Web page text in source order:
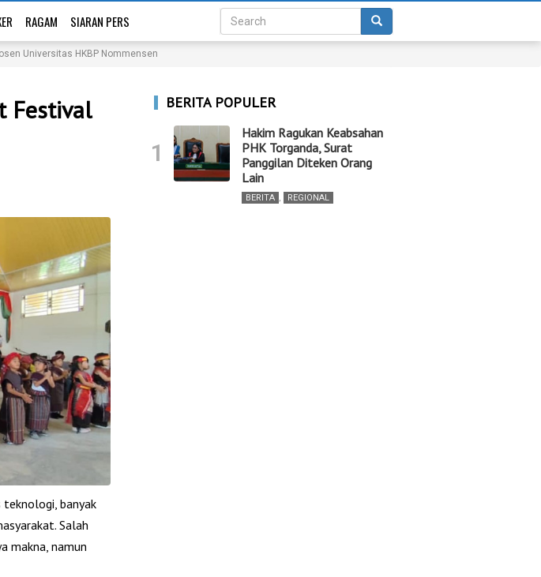
RAGAM SIARAN PERS
Universitas HKBP Nommensen
Festival
teknologi, banyak
Salah
makna, namun
BERITA POPULER
1
Hakim Ragukan Keabsahan
PHK Torganda, Surat
Panggilan Diteken Orang
Lain
BERITA , REGIONAL